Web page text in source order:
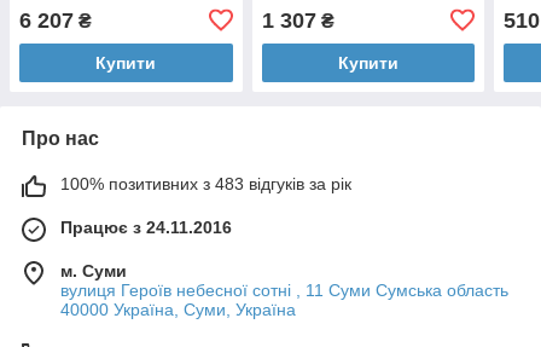
6 207 ₴
Купити
1 307₴
Купити
510
Про нас
100% позитивних з 483 відгуків за рік
Працює з 24.11.2016
м. Суми
вулиця Героїв небесної сотні , 11 Суми Сумська область
40000 Україна, Суми, Україна